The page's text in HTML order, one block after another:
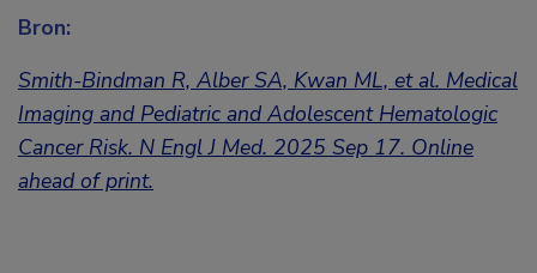
Bron:
Smith-Bindman R, Alber SA, Kwan ML, et al. Medical
Imaging and Pediatric and Adolescent Hematologic
Cancer Risk. N Engl J Med. 2025 Sep 17. Online
ahead of print.